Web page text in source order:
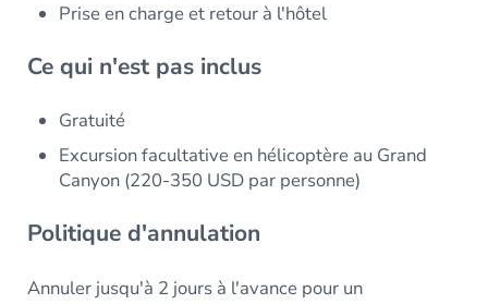
Prise en charge et retour à l'hôtel
Ce qui n'est pas inclus
Gratuité
Excursion facultative en hélicoptère au Grand
Canyon (220-350 USD par personne)
Politique d'annulation
Annuler jusqu'à 2 jours à l'avance pour un